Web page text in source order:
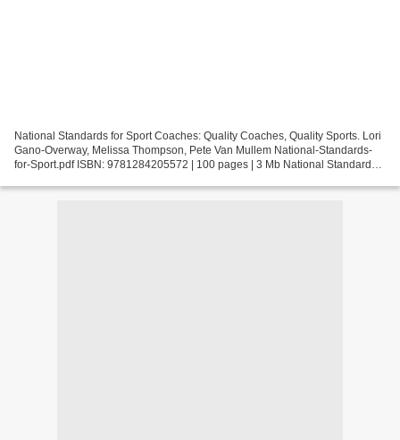
National Standards for Sport Coaches: Quality Coaches, Quality Sports. Lori
Gano-Overway, Melissa Thompson, Pete Van Mullem National-Standards-
for-Sport.pdf ISBN: 9781284205572 | 100 pages | 3 Mb National Standards